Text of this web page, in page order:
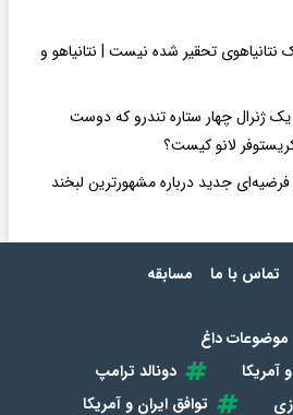
تحقیر شده نیست | نتانیاهو و
ژنرال چهار ستاره تندرو که دوست
لانو کیست؟
| فرضیه‌ای جدید درباره مشهورترین لبخند
تماس با ما مسابقه
موضوعات داغ
آمریکا
دونالد ترامپ
توافق ایران و آمریکا